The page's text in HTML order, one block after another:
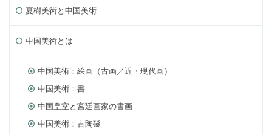
夏樹美術と中国美術
中国美術とは
中国美術：絵画（古画／近・現代画）
中国美術：書
中国皇室と宮廷画家の書画
中国美術：古陶磁